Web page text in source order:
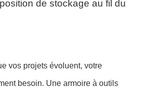
de stockage au fil du
vos projets évoluent, votre
besoin. Une armoire à outils